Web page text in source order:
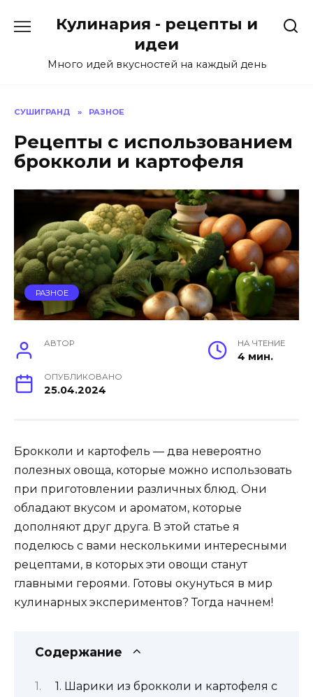
Кулинария - рецепты и
идеи
Много идей вкусностей на каждый день
СУШИГРАНД » РАЗНОЕ
Рецепты с использованием
брокколи и картофеля
РАЗНОЕ
АВТОР НА ЧТЕНИЕ
4 мин.
ОПУБЛИКОВАНО
25.04.2024
Брокколи и картофель — два невероятно
полезных овоща, которые можно использовать
при приготовлении различных блюд. Они
обладают вкусом и ароматом, которые
дополняют друг друга. В этой статье я
поделюсь с вами несколькими интересными
рецептами, в которых эти овощи станут
главными героями. Готовы окунуться в мир
кулинарных экспериментов? Тогда начнем!
Содержание
1. Шарики из брокколи и картофеля с